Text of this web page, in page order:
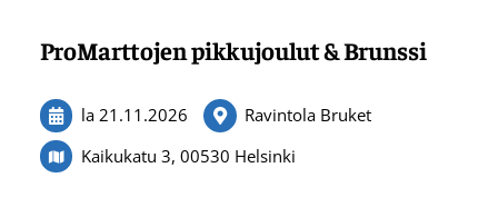
ProMarttojen pikkujoulut & Brunssi
la 21.11.2026
Ravintola Bruket
Kaikukatu 3, 00530 Helsinki